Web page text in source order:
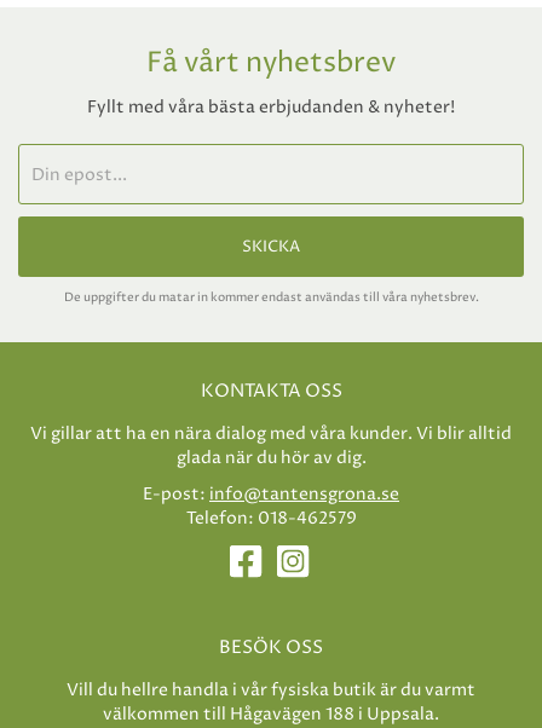
Få vårt nyhetsbrev
Fyllt med våra bästa erbjudanden & nyheter!
SKICKA
De uppgifter du matar in kommer endast användas till våra nyhetsbrev.
KONTAKTA OSS
Vi gillar att ha en nära dialog med våra kunder. Vi blir alltid
glada när du hör av dig.
E-post: info@tantensgrona.se
Telefon: 018-462579
BESÖK OSS
Vill du hellre handla i vår fysiska butik är du varmt
välkommen till Hågavägen 188 i Uppsala.